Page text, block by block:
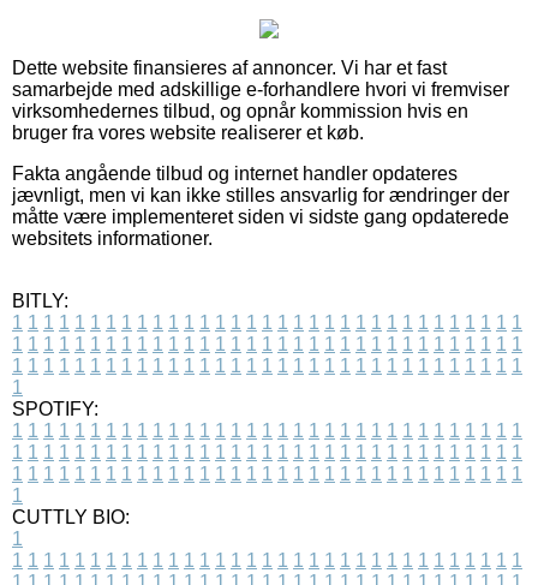
Dette website finansieres af annoncer. Vi har et fast
samarbejde med adskillige e-forhandlere hvori vi fremviser
virksomhedernes tilbud, og opnår kommission hvis en
bruger fra vores website realiserer et køb.
Fakta angående tilbud og internet handler opdateres
jævnligt, men vi kan ikke stilles ansvarlig for ændringer der
måtte være implementeret siden vi sidste gang opdaterede
websitets informationer.
BITLY:
1 1 1 1 1 1 1 1 1 1 1 1 1 1 1 1 1 1 1 1 1 1 1 1 1 1 1 1 1 1 1 1 1
1 1 1 1 1 1 1 1 1 1 1 1 1 1 1 1 1 1 1 1 1 1 1 1 1 1 1 1 1 1 1 1 1
1 1 1 1 1 1 1 1 1 1 1 1 1 1 1 1 1 1 1 1 1 1 1 1 1 1 1 1 1 1 1 1 1
1
SPOTIFY:
1 1 1 1 1 1 1 1 1 1 1 1 1 1 1 1 1 1 1 1 1 1 1 1 1 1 1 1 1 1 1 1 1
1 1 1 1 1 1 1 1 1 1 1 1 1 1 1 1 1 1 1 1 1 1 1 1 1 1 1 1 1 1 1 1 1
1 1 1 1 1 1 1 1 1 1 1 1 1 1 1 1 1 1 1 1 1 1 1 1 1 1 1 1 1 1 1 1 1
1
CUTTLY BIO:
1
1 1 1 1 1 1 1 1 1 1 1 1 1 1 1 1 1 1 1 1 1 1 1 1 1 1 1 1 1 1 1 1 1